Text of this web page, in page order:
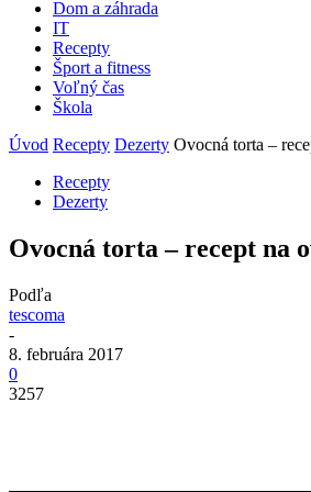
Dom a záhrada
IT
Recepty
Šport a fitness
Voľný čas
Škola
Úvod Recepty Dezerty Ovocná torta –
Recepty
Dezerty
Ovocná torta – recept na
Podľa
tescoma
-
8. februára 2017
0
3257